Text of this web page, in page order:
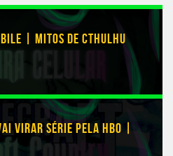
| MITOS DE CTHULHU
VIRAR SÉRIE PELA HBO |